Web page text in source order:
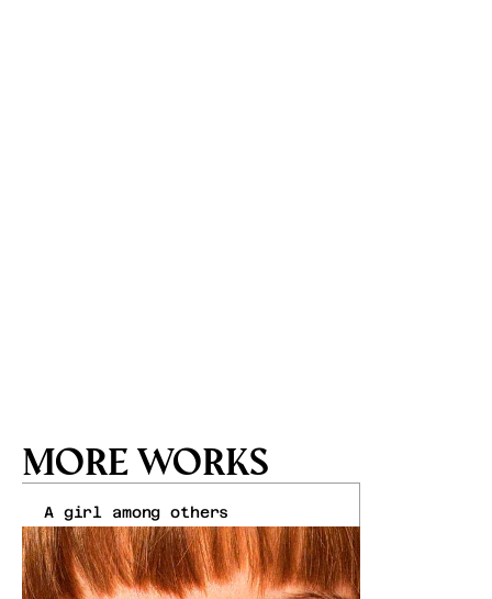
MORE WORKS
A girl among others